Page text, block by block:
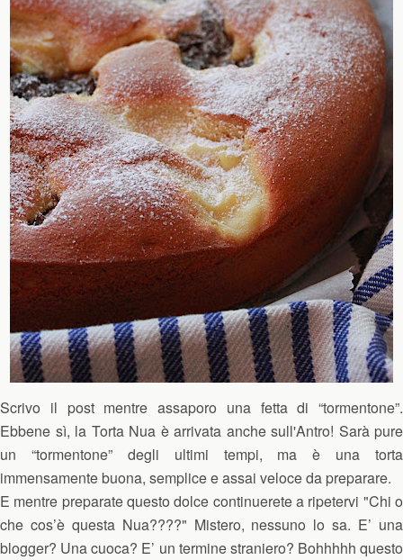
Scrivo il post mentre assaporo una fetta di “tormentone”.
Ebbene sì, la Torta Nua è arrivata anche sull'Antro! Sarà pure
un “tormentone” degli ultimi tempi, ma è una torta
immensamente buona, semplice e assai veloce da preparare.
E mentre preparate questo dolce continuerete a ripetervi "Chi o
che cos’è questa Nua????" Mistero, nessuno lo sa. E’ una
blogger? Una cuoca? E’ un termine straniero? Bohhhhh questo